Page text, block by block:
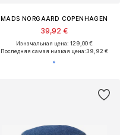
MADS NORGAARD COPENHAGEN
39,92 €
Изначальная цена: 129,00 €
Последняя самая низкая цена:39,92 €